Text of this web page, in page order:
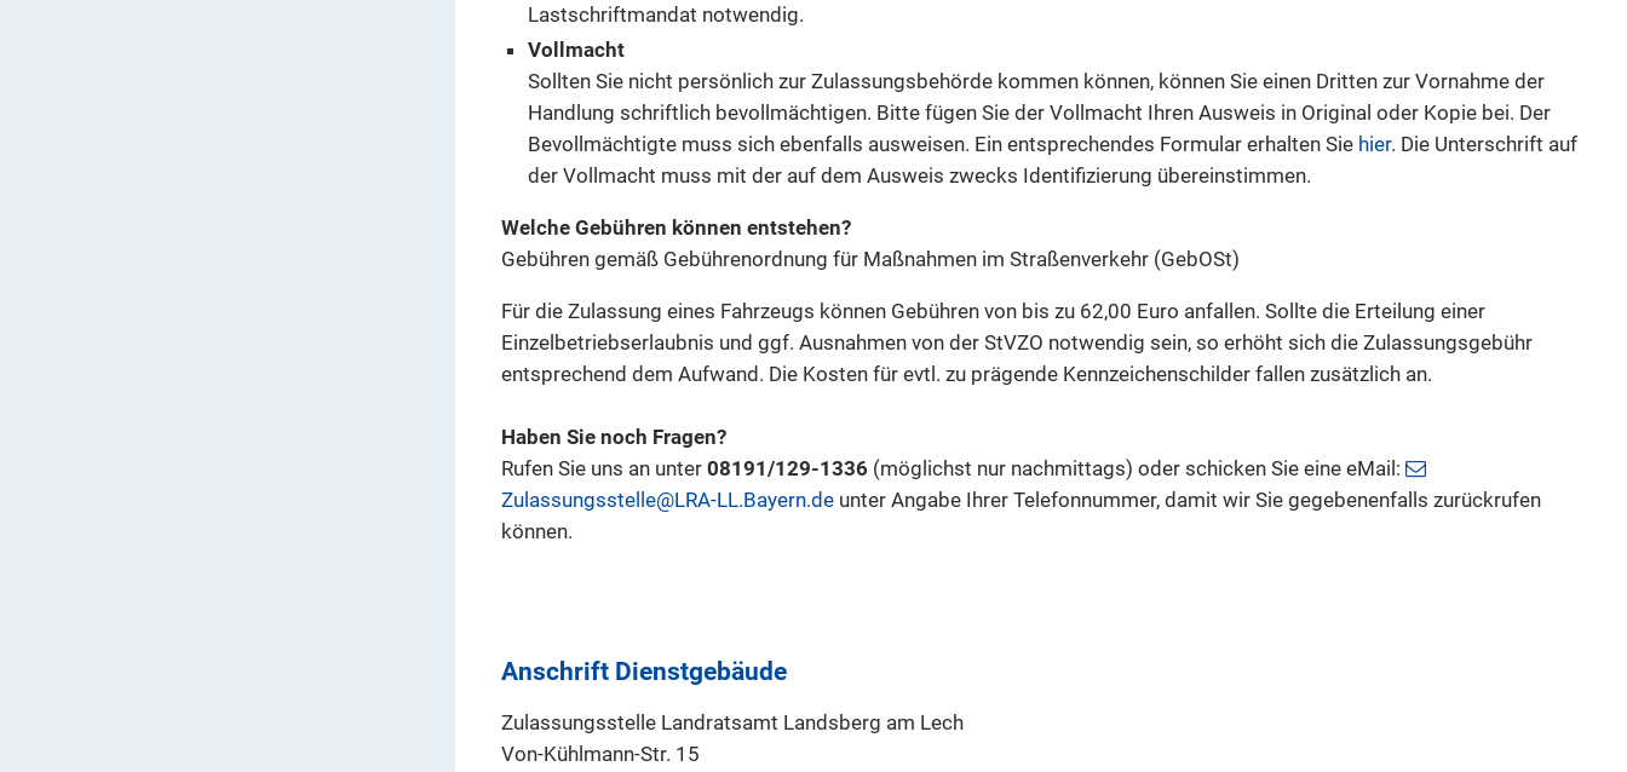
Lastschriftmandat notwendig.
Vollmacht
Sollten Sie nicht persönlich zur Zulassungsbehörde kommen können, können Sie einen Dritten zur Vornahme der
Handlung schriftlich bevollmächtigen. Bitte fügen Sie der Vollmacht Ihren Ausweis in Original oder Kopie bei. Der
Bevollmächtigte muss sich ebenfalls ausweisen. Ein entsprechendes Formular erhalten Sie hier. Die Unterschrift auf
der Vollmacht muss mit der auf dem Ausweis zwecks Identifizierung übereinstimmen.
Welche Gebühren können entstehen?
Gebühren gemäß Gebührenordnung für Maßnahmen im Straßenverkehr (GebOSt)
Für die Zulassung eines Fahrzeugs können Gebühren von bis zu 62,00 Euro anfallen. Sollte die Erteilung einer
Einzelbetriebserlaubnis und ggf. Ausnahmen von der StVZO notwendig sein, so erhöht sich die Zulassungsgebühr
entsprechend dem Aufwand. Die Kosten für evtl. zu prägende Kennzeichenschilder fallen zusätzlich an.
Haben Sie noch Fragen?
Rufen Sie uns an unter 08191/129-1336 (möglichst nur nachmittags) oder schicken Sie eine eMail:
Zulassungsstelle@LRA-LL.Bayern.deunter Angabe Ihrer Telefonnummer, damit wir Sie gegebenenfalls zurückrufen
können.
Anschrift Dienstgebäude
Zulassungsstelle Landratsamt Landsberg am Lech
Von-Kühlmann-Str. 15